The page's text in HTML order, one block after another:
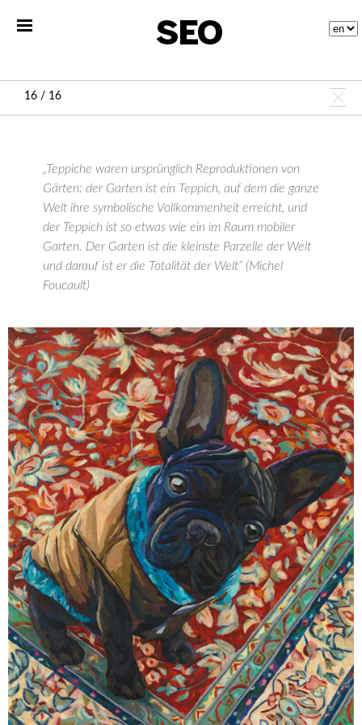
„Teppiche waren ursprünglich Reproduktionen von
Gärten: der Garten ist ein Teppich, auf dem die ganze
Welt ihre symbolische Vollkommenheit erreicht, und
der Teppich ist so etwas wie ein im Raum mobiler
Garten. Der Garten ist die kleinste Parzelle der Welt
und darauf ist er die Totalität der Welt“ (Michel
Foucault)
16 / 16